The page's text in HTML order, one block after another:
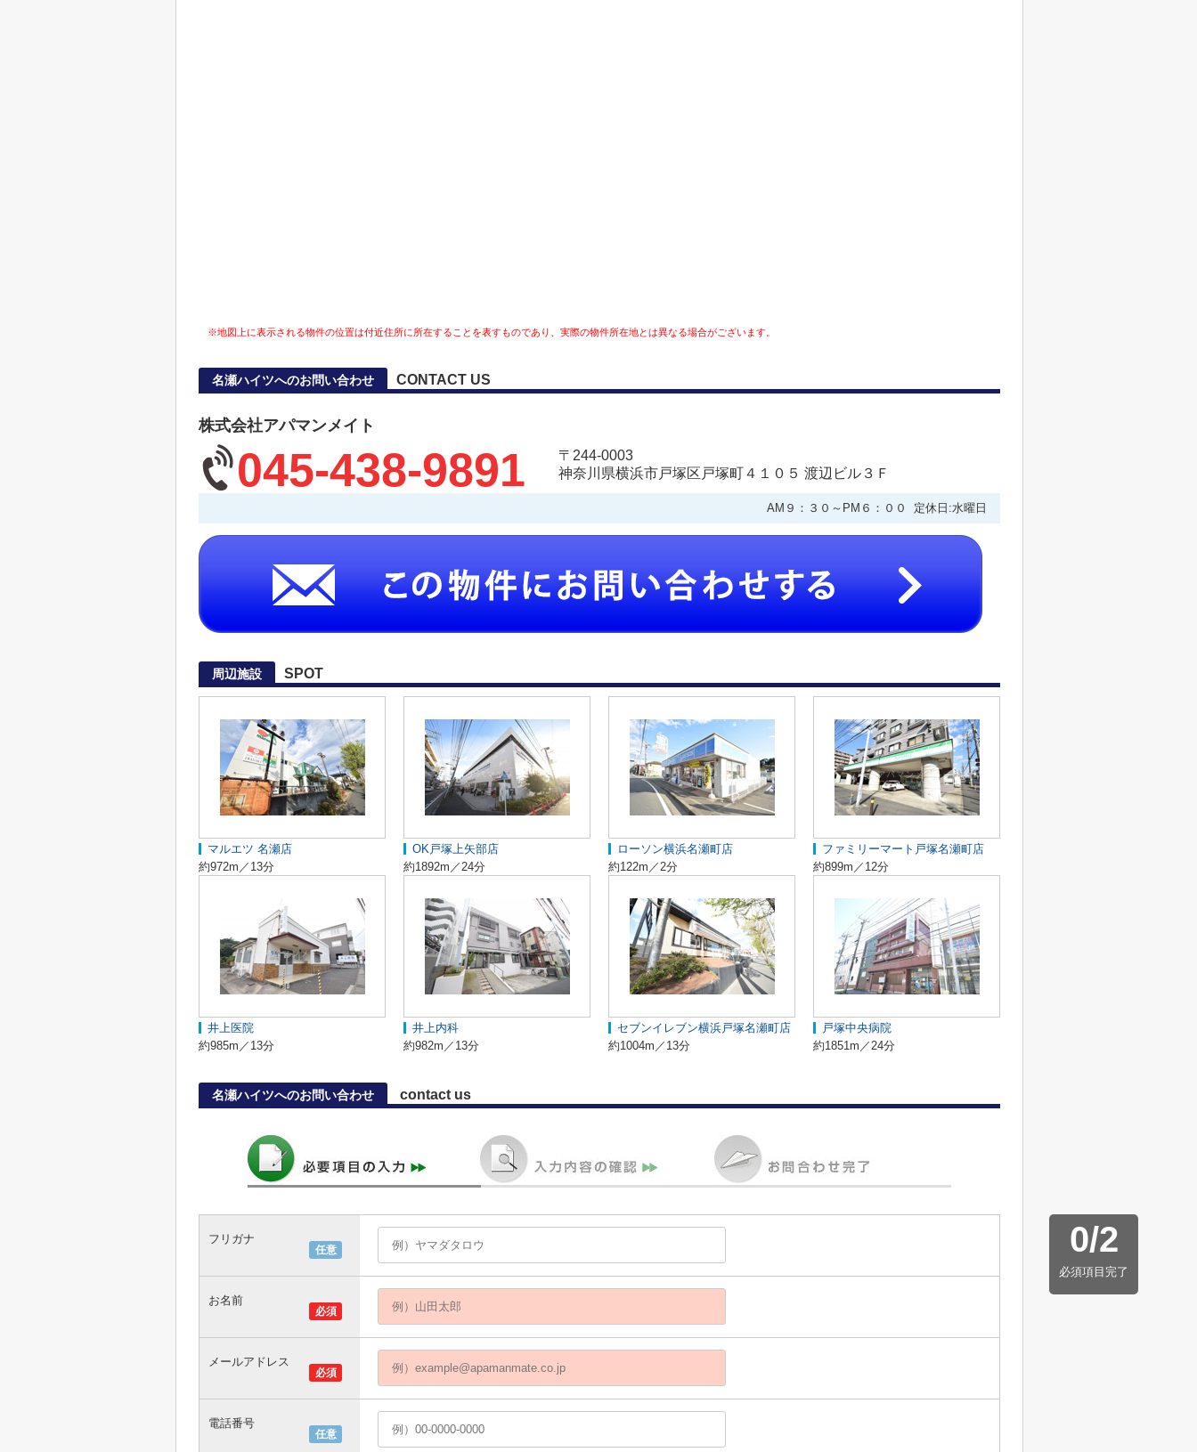
※地図上に表示される物件の位置は付近住所に所在することを表すものであり、実際の物件所在地とは異なる場合がございます。
名瀬ハイツへのお問い合わせ CONTACT US
株式会社アパマンメイト
045-438-9891
〒244-0003
神奈川県横浜市戸塚区戸塚町４１０５ 渡辺ビル３Ｆ
AM９：３０～PM６：００ 定休日:水曜日
周辺施設 SPOT
マルエツ 名瀬店
約972m／13分
OK戸塚上矢部店
約1892m／24分
ローソン横浜名瀬町店
約122m／2分
ファミリーマート戸塚名瀬町店
約899m／12分
井上医院
約985m／13分
井上内科
約982m／13分
セブンイレブン横浜戸塚名瀬町店
約1004m／13分
戸塚中央病院
約1851m／24分
名瀬ハイツへのお問い合わせ contact us
0/2
必須項目完了
任意
フリガナ
必須
お名前
必須
メールアドレス
任意
電話番号